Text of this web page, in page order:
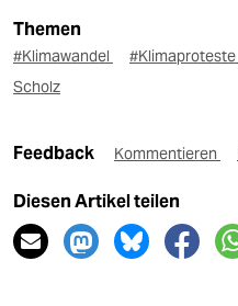
Themen
#Klimawandel #Klimaproteste
Scholz
Feedback Kommentieren
Diesen Artikel teilen